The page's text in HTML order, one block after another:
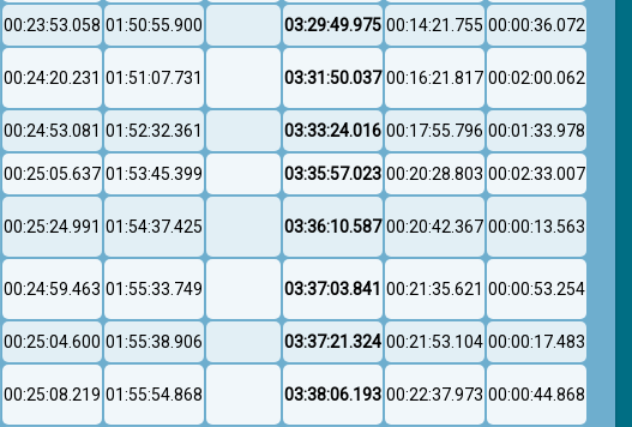
00:23:53.058 01:50:55.900 03:29:49.975 00:14:21.755 00:00:36.072
00:24:20.231 01:51:07.731 03:31:50.037 00:16:21.817 00:02:00.062
00:24:53.081 01:52:32.361 03:33:24.016 00:17:55.796 00:01:33.978
00:25:05.637 01:53:45.399 03:35:57.023 00:20:28.803 00:02:33.007
00:25:24.991 01:54:37.425 03:36:10.587 00:20:42.367 00:00:13.563
00:24:59.463 01:55:33.749 03:37:03.841 00:21:35.621 00:00:53.254
00:25:04.600 01:55:38.906 03:37:21.324 00:21:53.104 00:00:17.483
00:25:08.219 01:55:54.868 03:38:06.193 00:22:37.973 00:00:44.868